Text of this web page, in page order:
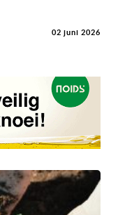
02 juni 2026